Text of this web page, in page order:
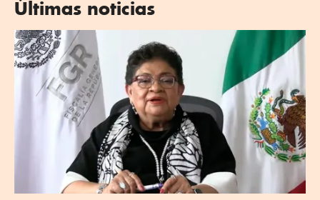
Últimas noticias